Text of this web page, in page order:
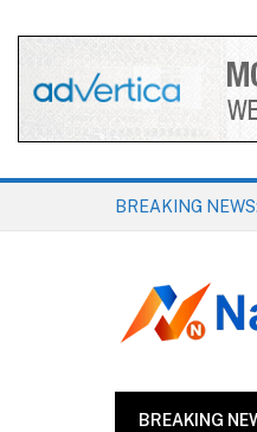
BREAKING NEWS:
BREAKING